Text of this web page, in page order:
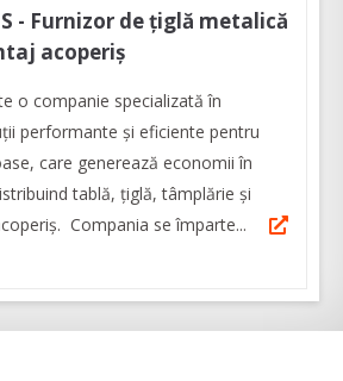
- Furnizor de țiglă metalică
acoperiș
o companie specializată în
performante și eficiente pentru
care generează economii în
tablă, țiglă, tâmplărie și
Compania se împarte...